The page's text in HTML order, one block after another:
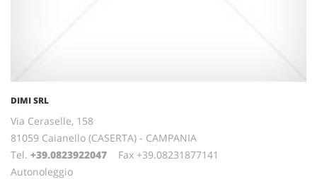
DIMI SRL
Via Ceraselle, 158
81059 Caianello (CASERTA) - CAMPANIA
Tel. +39.0823922047 Fax +39.08231877141
Autonoleggio